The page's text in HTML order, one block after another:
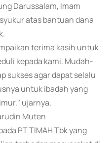
Darussalam, Imam
atas bantuan dana
terima kasih untuk
kepada kami. Mudah-
sukses agar dapat selalu
untuk ibadah yang
ujarnya.
Muten
PT TIMAH Tbk yang